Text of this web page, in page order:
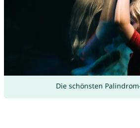
Die schönsten